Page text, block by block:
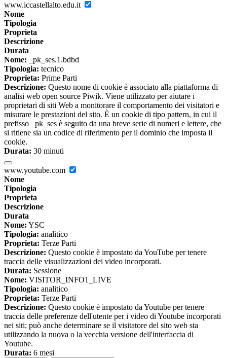
www.iccastellalto.edu.it
Nome
Tipologia
Proprieta
Descrizione
Durata
Nome: _pk_ses.1.bdbd
Tipologia: tecnico
Proprieta: Prime Parti
Descrizione: Questo nome di cookie è associato alla piattaforma di
analisi web open source Piwik. Viene utilizzato per aiutare i
proprietari di siti Web a monitorare il comportamento dei visitatori e
misurare le prestazioni del sito. È un cookie di tipo pattern, in cui il
prefisso _pk_ses è seguito da una breve serie di numeri e lettere, che
si ritiene sia un codice di riferimento per il dominio che imposta il
cookie.
Durata: 30 minuti
www.youtube.com
Nome
Tipologia
Proprieta
Descrizione
Durata
Nome: YSC
Tipologia: analitico
Proprieta: Terze Parti
Descrizione: Questo cookie è impostato da YouTube per tenere
traccia delle visualizzazioni dei video incorporati.
Durata: Sessione
Nome: VISITOR_INFO1_LIVE
Tipologia: analitico
Proprieta: Terze Parti
Descrizione: Questo cookie è impostato da Youtube per tenere
traccia delle preferenze dell'utente per i video di Youtube incorporati
nei siti; può anche determinare se il visitatore del sito web sta
utilizzando la nuova o la vecchia versione dell'interfaccia di
Youtube.
Durata: 6 mesi